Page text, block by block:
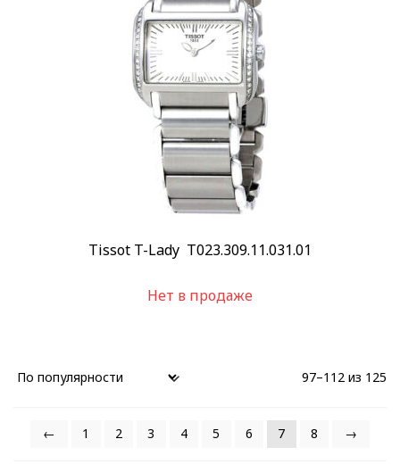
Tissot T-Lady T023.309.11.031.01
Нет в продаже
97–112 из 125
← 1 2 3 4 5 6 7 8 →